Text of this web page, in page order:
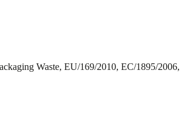
Waste, EU/169/2010, EC/1895/2006,